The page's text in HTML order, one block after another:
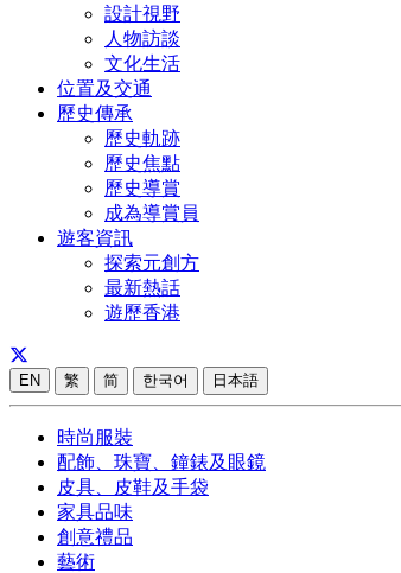
設計視野
人物訪談
文化生活
位置及交通
歷史傳承
歷史軌跡
歷史焦點
歷史導賞
成為導賞員
遊客資訊
探索元創方
最新熱話
遊歷香港
EN 繁 简 한국어 日本語
時尚服裝
配飾、珠寶、鐘錶及眼鏡
皮具、皮鞋及手袋
家具品味
創意禮品
藝術